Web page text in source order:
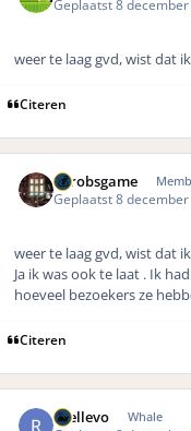
Geplaatst8 december
weer te laag gvd, wist dat
Citeren
eurobsgame
Geplaatst8 december
weer te laag gvd, wist dat
Ja ik was ook te laat . Ik
hoeveel bezoekers ze
Citeren
rhellevo Whale